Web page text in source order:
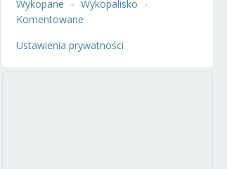
Wykopane
Wykopalisko
Komentowane
Ustawienia prywatności